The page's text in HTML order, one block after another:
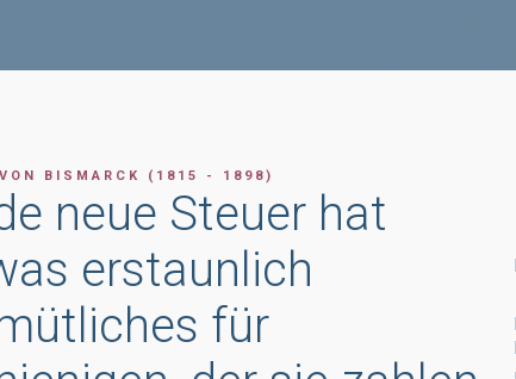
BISMARCK (1815 - 1898)
neue Steuer hat
erstaunlich
für